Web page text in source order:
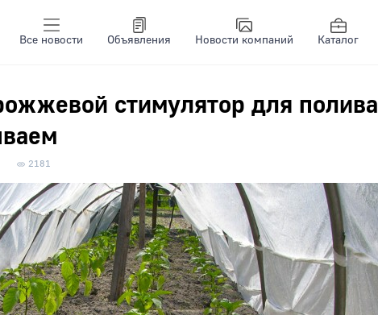
Все новости Объявления Новости компаний Каталог
стимулятор для полива
2181